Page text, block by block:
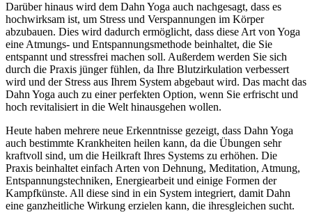
Darüber hinaus wird dem Dahn Yoga auch nachgesagt, dass es
hochwirksam ist, um Stress und Verspannungen im Körper
abzubauen. Dies wird dadurch ermöglicht, dass diese Art von Yoga
eine Atmungs- und Entspannungsmethode beinhaltet, die Sie
entspannt und stressfrei machen soll. Außerdem werden Sie sich
durch die Praxis jünger fühlen, da Ihre Blutzirkulation verbessert
wird und der Stress aus Ihrem System abgebaut wird. Das macht das
Dahn Yoga auch zu einer perfekten Option, wenn Sie erfrischt und
hoch revitalisiert in die Welt hinausgehen wollen.
Heute haben mehrere neue Erkenntnisse gezeigt, dass Dahn Yoga
auch bestimmte Krankheiten heilen kann, da die Übungen sehr
kraftvoll sind, um die Heilkraft Ihres Systems zu erhöhen. Die
Praxis beinhaltet einfach Arten von Dehnung, Meditation, Atmung,
Entspannungstechniken, Energiearbeit und einige Formen der
Kampfkünste. All diese sind in ein System integriert, damit Dahn
eine ganzheitliche Wirkung erzielen kann, die ihresgleichen sucht.